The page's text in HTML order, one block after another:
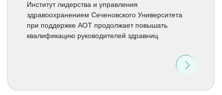
Институт лидерства и управления
здравоохранением Сеченовского Университета
при поддержке АОТ продолжает повышать
квалификацию руководителей здравниц